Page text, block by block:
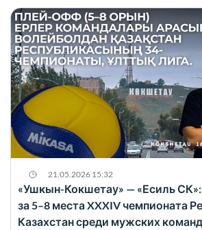
21.05.2026 15:32
«Ушкын-Кокшетау» — «Есиль
за 5–8 места XXXIV чемпионата
Казахстан среди мужских